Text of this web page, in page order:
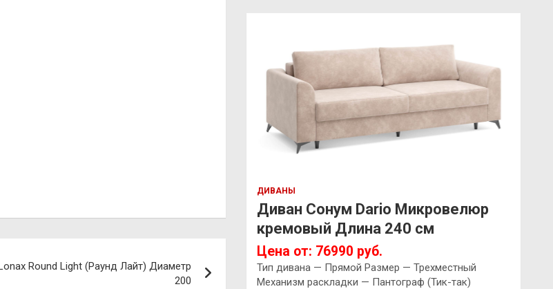
Round Light (Раунд Лайт) Диаметр
200
ДИВАНЫ
Диван Сонум Dario Микровелюр
кремовый Длина 240 см
Цена от: 76990 руб.
Тип дивана — Прямой Размер — Трехместный
Механизм раскладки — Пантограф (Тик-так)